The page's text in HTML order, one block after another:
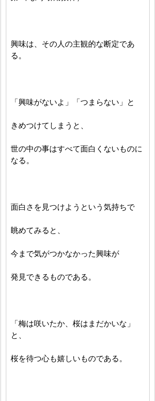
興味は、その人の主観的な断定であ
る。
「興味がないよ」「つまらない」と
きめつけてしまうと、
世の中の事はすべて面白くないものに
なる。
面白さを見つけようという気持ちで
眺めてみると、
今まで気がつかなかった興味が
発見できるものである。
「梅は咲いたか、桜はまだかいな」
と、
桜を待つ心も嬉しいものである。